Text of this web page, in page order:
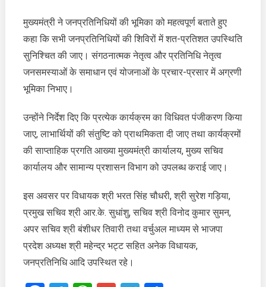
मुख्यमंत्री ने जनप्रतिनिधियों की भूमिका को महत्वपूर्ण बताते हुए
कहा कि सभी जनप्रतिनिधियों की शिविरों में शत-प्रतिशत उपस्थिति
सुनिश्चित की जाए। संगठनात्मक नेतृत्व और प्रतिनिधि नेतृत्व
जनसमस्याओं के समाधान एवं योजनाओं के प्रचार-प्रसार में अग्रणी
भूमिका निभाए।
उन्होंने निर्देश दिए कि प्रत्येक कार्यक्रम का विधिवत पंजीकरण किया
जाए, लाभार्थियों की संतुष्टि को प्राथमिकता दी जाए तथा कार्यक्रमों
की साप्ताहिक प्रगति आख्या मुख्यमंत्री कार्यालय, मुख्य सचिव
कार्यालय और सामान्य प्रशासन विभाग को उपलब्ध कराई जाए।
इस अवसर पर विधायक श्री भरत सिंह चौधरी, श्री सुरेश गड़िया,
प्रमुख सचिव श्री आर.के. सुधांशु, सचिव श्री विनोद कुमार सुमन,
अपर सचिव श्री बंशीधर तिवारी तथा वर्चुअल माध्यम से भाजपा
प्रदेश अध्यक्ष श्री महेन्द्र भट्ट सहित अनेक विधायक,
जनप्रतिनिधि आदि उपस्थित रहे।